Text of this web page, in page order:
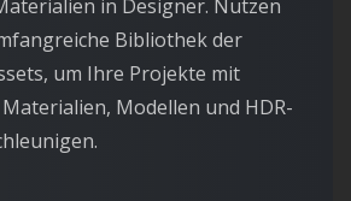
in Designer. Nutzen
Bibliothek der
um Ihre Projekte mit
Modellen und HDR-